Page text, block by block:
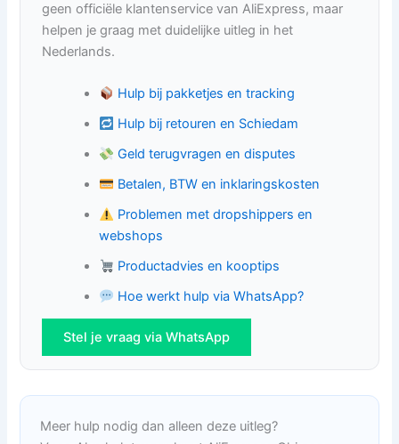
geen officiële klantenservice van AliExpress, maar
helpen je graag met duidelijke uitleg in het
Nederlands.
Hulp bij pakketjes en tracking
Hulp bij retouren en Schiedam
Geld terugvragen en disputes
Betalen, BTW en inklaringskosten
Problemen met dropshippers en
webshops
Productadvies en kooptips
Hoe werkt hulp via WhatsApp?
Stel je vraag via WhatsApp
Meer hulp nodig dan alleen deze uitleg?